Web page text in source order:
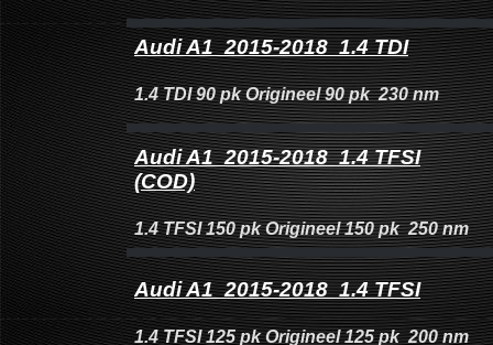
Audi A1 2015-2018 1.4 TFSI
1.4 TFSI 125 pk Origineel 125 pk 200 nm
Audi A1 2015-2018 1.4 TFSI
(COD)
1.4 TFSI 150 pk Origineel 150 pk 250 nm
Audi A1 2015-2018 1.4 TDI
1.4 TDI 90 pk Origineel 90 pk 230 nm